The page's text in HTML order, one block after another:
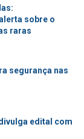
sobre o
raras
segurança nas
edital com